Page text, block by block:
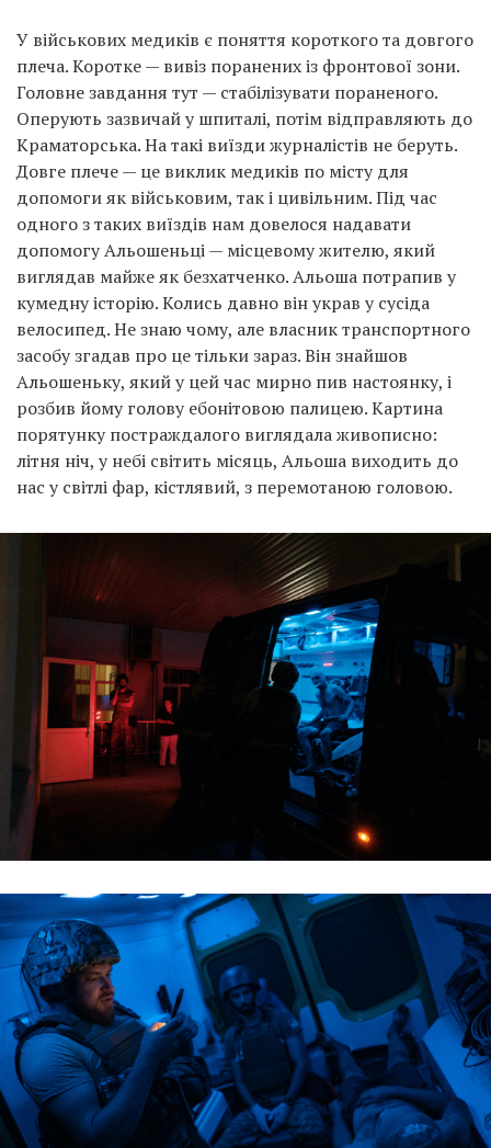
У військових медиків є поняття короткого та довгого
плеча. Коротке — вивіз поранених із фронтової зони.
Головне завдання тут — стабілізувати пораненого.
Оперують зазвичай у шпиталі, потім відправляють до
Краматорська. На такі виїзди журналістів не беруть.
Довге плече — це виклик медиків по місту для
допомоги як військовим, так і цивільним. Під час
одного з таких виїздів нам довелося надавати
допомогу Альошеньці — місцевому жителю, який
виглядав майже як безхатченко. Альоша потрапив у
кумедну історію. Колись давно він украв у сусіда
велосипед. Не знаю чому, але власник транспортного
засобу згадав про це тільки зараз. Він знайшов
Альошеньку, який у цей час мирно пив настоянку, і
розбив йому голову ебонітовою палицею. Картина
порятунку постраждалого виглядала живописно:
літня ніч, у небі світить місяць, Альоша виходить до
нас у світлі фар, кістлявий, з перемотаною головою.